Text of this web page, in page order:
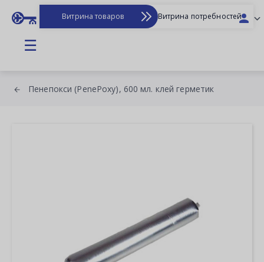
Витрина товаров Витрина потребностей
☰
Пенепокси (PenePoxy), 600 мл. клей герметик